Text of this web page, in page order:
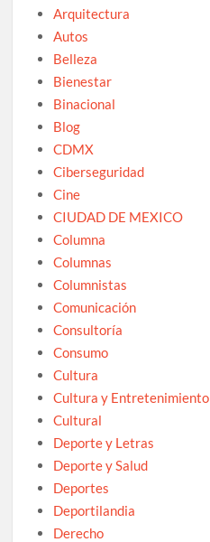
Arquitectura
Autos
Belleza
Bienestar
Binacional
Blog
CDMX
Ciberseguridad
Cine
CIUDAD DE MEXICO
Columna
Columnas
Columnistas
Comunicación
Consultoría
Consumo
Cultura
Cultura y Entretenimiento
Cultural
Deporte y Letras
Deporte y Salud
Deportes
Deportilandia
Derecho